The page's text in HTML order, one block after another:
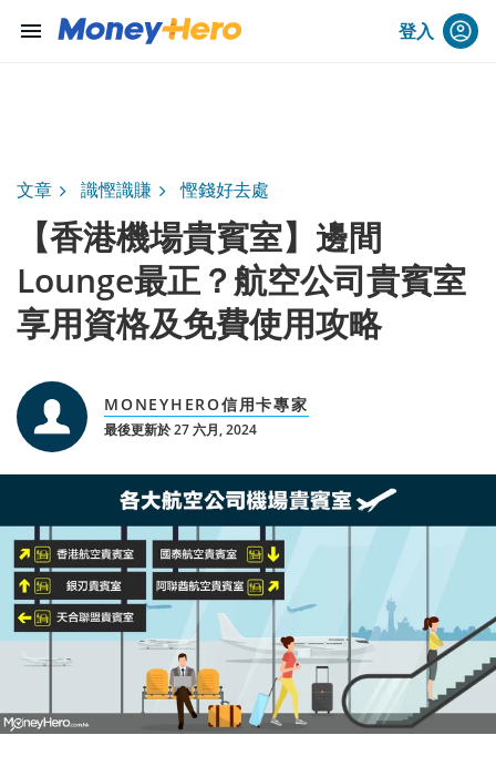
menu 登入
文章 識慳識賺 慳錢好去處
【香港機場貴賓室】邊間
Lounge最正？航空公司貴賓室
享用資格及免費使用攻略
MONEYHERO信用卡專家
最後更新於 27 六月, 2024